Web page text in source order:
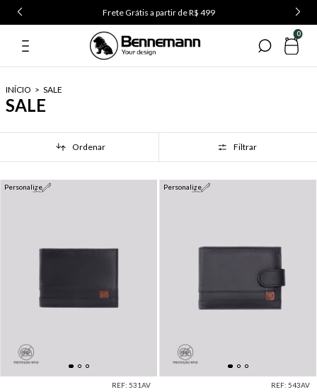
Use o cupom PRIMEIRA5 na primeira compra
0
INÍCIO > SALE
SALE
Ordenar Filtrar
Personalize
REF: 531AV
Personalize
REF: 543AV